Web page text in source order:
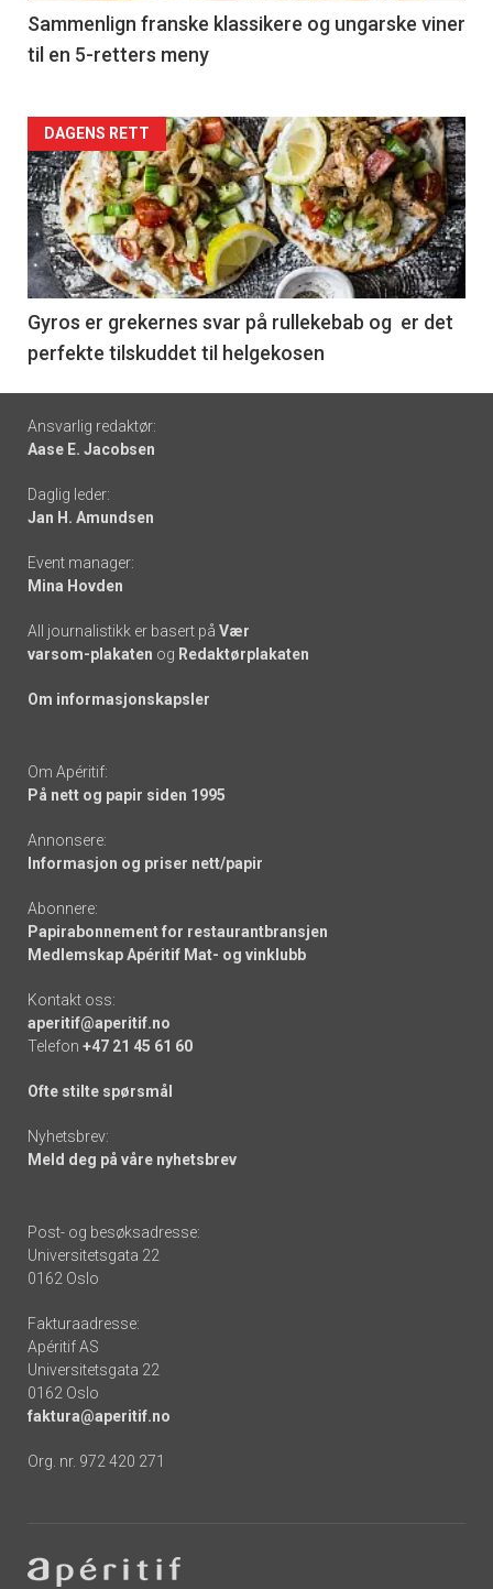
5
Sammenlign franske klassikere og ungarske viner
til en 5-retters meny
Forsiden
akkurat
nå
-
6
DAGENS RETT
Gyros er grekernes svar på rullekebab og er det
perfekte tilskuddet til helgekosen
Footer
-
links
Ansvarlig redaktør:
Aase E. Jacobsen
Daglig leder:
Jan H. Amundsen
Event manager:
Mina Hovden
All journalistikk er basert på Vær
varsom-plakaten og Redaktørplakaten
Om informasjonskapsler
Om Apéritif:
På nett og papir siden 1995
Annonsere:
Informasjon og priser nett/papir
Abonnere:
Papirabonnement for restaurantbransjen
Medlemskap Apéritif Mat- og vinklubb
Kontakt oss:
aperitif@aperitif.no
Telefon +47 21 45 61 60
Ofte stilte spørsmål
Nyhetsbrev:
Meld deg på våre nyhetsbrev
Post- og besøksadresse:
Universitetsgata 22
0162 Oslo
Fakturaadresse:
Apéritif AS
Universitetsgata 22
0162 Oslo
faktura@aperitif.no
Org. nr. 972 420 271